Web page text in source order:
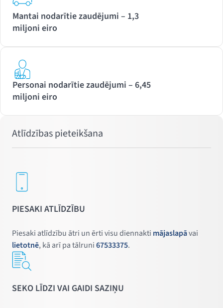
Mantai nodarītie zaudējumi – 1,3
miljoni eiro
Personai nodarītie zaudējumi – 6,45
miljoni eiro
Atlīdzības pieteikšana
PIESAKI ATLĪDZĪBU
Piesaki atlīdzību ātri un ērti visu diennakti mājaslapāvai
lietotnē, kā arī pa tālruni67533375.
SEKO LĪDZI VAI GAIDI SAZIŅU